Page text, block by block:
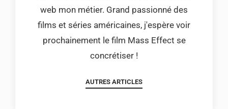
web mon métier. Grand passionné des
films et séries américaines, j'espère voir
prochainement le film Mass Effect se
concrétiser !
AUTRES ARTICLES